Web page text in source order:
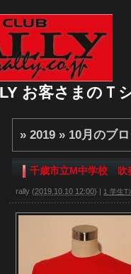
お客さまのＴ
» 2019 » 10月 のブ
千歳市立M中学校 吹
rally (2019.10.10 12:00) | 1 学生T